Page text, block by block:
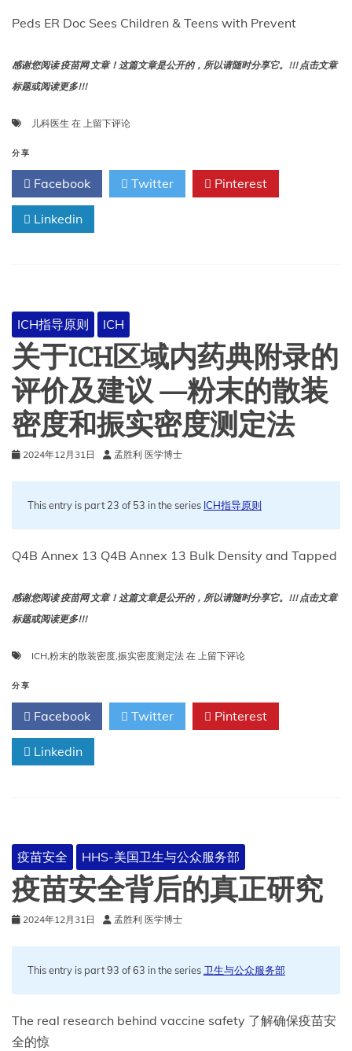
Peds ER Doc Sees Children & Teens with Prevent
感谢您阅读 疫苗网 文章！这篇文章是公开的，所以请随时分享它。!!! 点击文章
标题或阅读更多!!!
儿科医生 在 儿
生
为
患
可
病
的
童
和
青
少
年
看
病
上留下评论
分享
Facebook Twitter Pinterest
Linkedin
ICH指导原则 ICH
关于ICH区域内药典附录的
评价及建议 —粉末的散装
密度和振实密度测定法
2024年12月31日 孟胜利 医学博士
This entry is part 23 of 53 in the series ICH指导原则
Q4B Annex 13 Q4B Annex 13 Bulk Density and Tapped
感谢您阅读 疫苗网 文章！这篇文章是公开的，所以请随时分享它。!!! 点击文章
标题或阅读更多!!!
ICH,粉末的散装密度,振实密度测定法 在 关
区
域
内
价
及
建
议
—
散
度
上留下评论
分享
Facebook Twitter Pinterest
Linkedin
疫苗安全 HHS-美国卫生与公众服务部
疫苗安全背后的真正研究
2024年12月31日 孟胜利 医学博士
This entry is part 93 of 63 in the series卫生与公众服务部
The real research behind vaccine safety 了解确保疫苗安
全的惊